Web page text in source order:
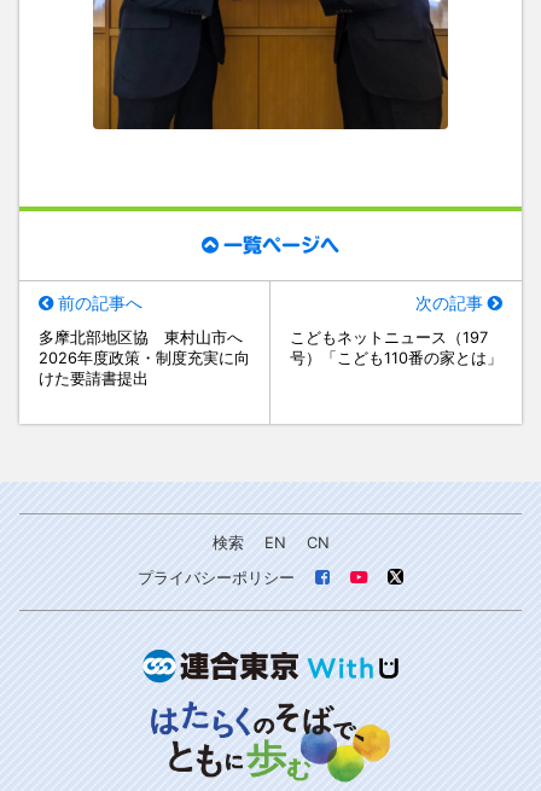
一覧ページへ
前の記事へ
多摩北部地区協 東村山市へ
2026年度政策・制度充実に向
けた要請書提出
次の記事
こどもネットニュース（197
号）「こども110番の家とは」
検索 EN
CN
プライバシーポリシー